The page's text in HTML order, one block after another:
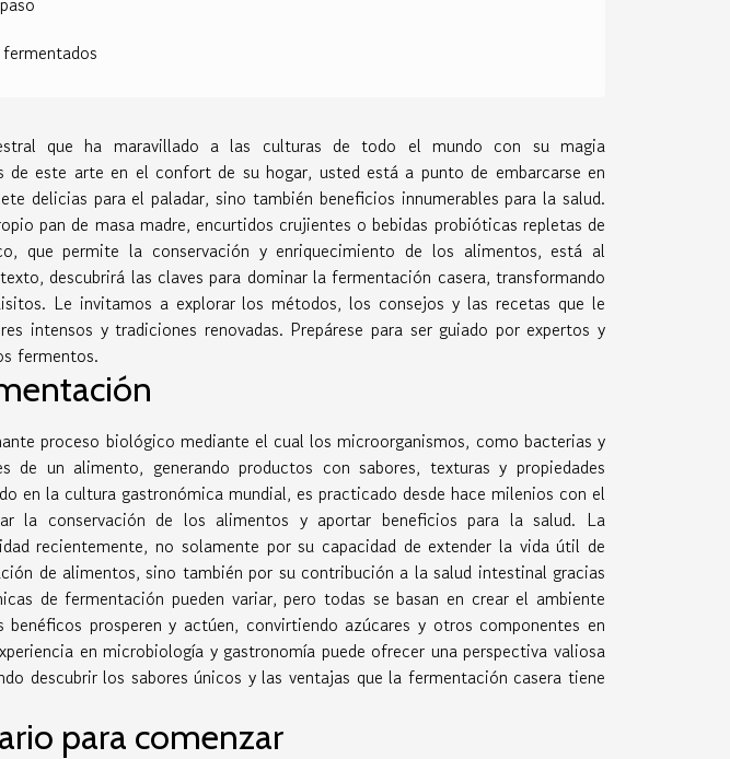
que ha maravillado a las culturas de todo el mundo con su magia
de este arte en el confort de su hogar, usted está a punto de embarcarse en
delicias para el paladar, sino también beneficios innumerables para la salud.
pan de masa madre, encurtidos crujientes o bebidas probióticas repletas de
que permite la conservación y enriquecimiento de los alimentos, está al
descubrirá las claves para dominar la fermentación casera, transformando
Le invitamos a explorar los métodos, los consejos y las recetas que le
intensos y tradiciones renovadas. Prepárese para ser guiado por expertos y
fermentos.
proceso biológico mediante el cual los microorganismos, como bacterias y
de un alimento, generando productos con sabores, texturas y propiedades
en la cultura gastronómica mundial, es practicado desde hace milenios con el
la conservación de los alimentos y aportar beneficios para la salud. La
recientemente, no solamente por su capacidad de extender la vida útil de
de alimentos, sino también por su contribución a la salud intestinal gracias
de fermentación pueden variar, pero todas se basan en crear el ambiente
benéficos prosperen y actúen, convirtiendo azúcares y otros componentes en
en microbiología y gastronomía puede ofrecer una perspectiva valiosa
descubrir los sabores únicos y las ventajas que la fermentación casera tiene
para comenzar